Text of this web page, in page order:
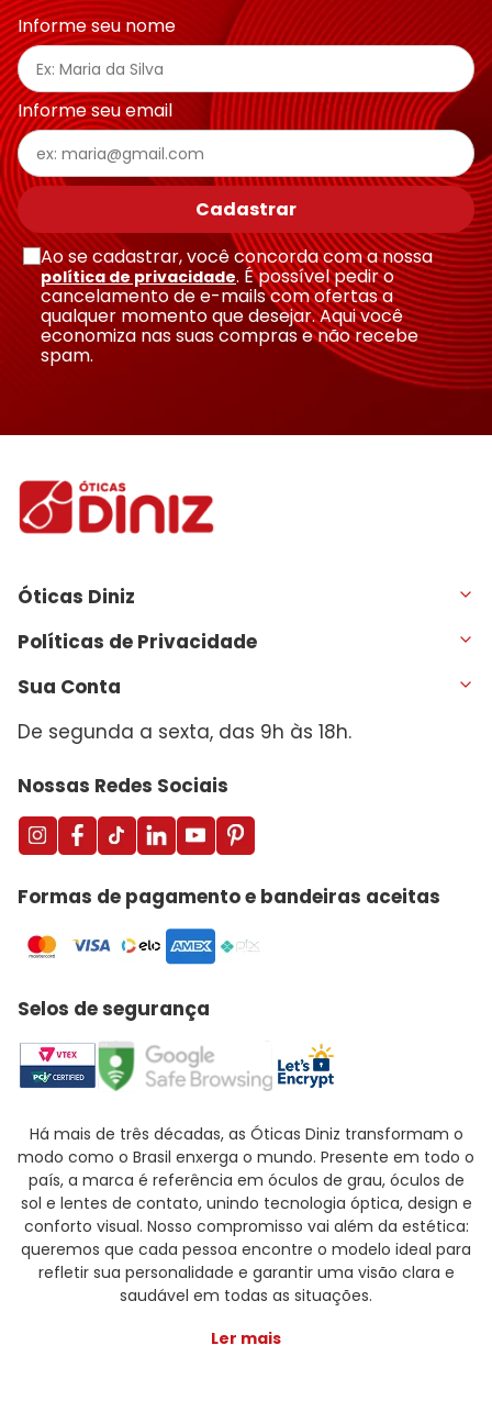
Informe seu nome
Informe seu email
Cadastrar
Ao se cadastrar, você concorda com a nossa
política de privacidade. É possível pedir o
cancelamento de e-mails com ofertas a
qualquer momento que desejar. Aqui você
economiza nas suas compras e não recebe
spam.
Óticas Diniz
Políticas de Privacidade
Sua Conta
De segunda a sexta, das 9h às 18h.
Nossas Redes Sociais
Formas de pagamento e bandeiras aceitas
Selos de segurança
Há mais de três décadas, as Óticas Diniz transformam o
modo como o Brasil enxerga o mundo. Presente em todo o
país, a marca é referência em óculos de grau, óculos de
sol e lentes de contato, unindo tecnologia óptica, design e
conforto visual. Nosso compromisso vai além da estética:
queremos que cada pessoa encontre o modelo ideal para
refletir sua personalidade e garantir uma visão clara e
saudável em todas as situações.
Ler mais